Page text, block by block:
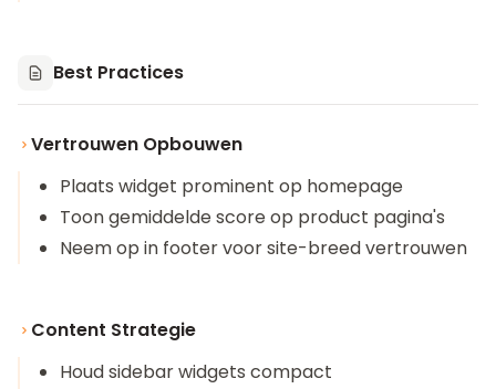
Best Practices
Vertrouwen Opbouwen
Plaats widget prominent op homepage
Toon gemiddelde score op product pagina's
Neem op in footer voor site-breed vertrouwen
Content Strategie
Houd sidebar widgets compact